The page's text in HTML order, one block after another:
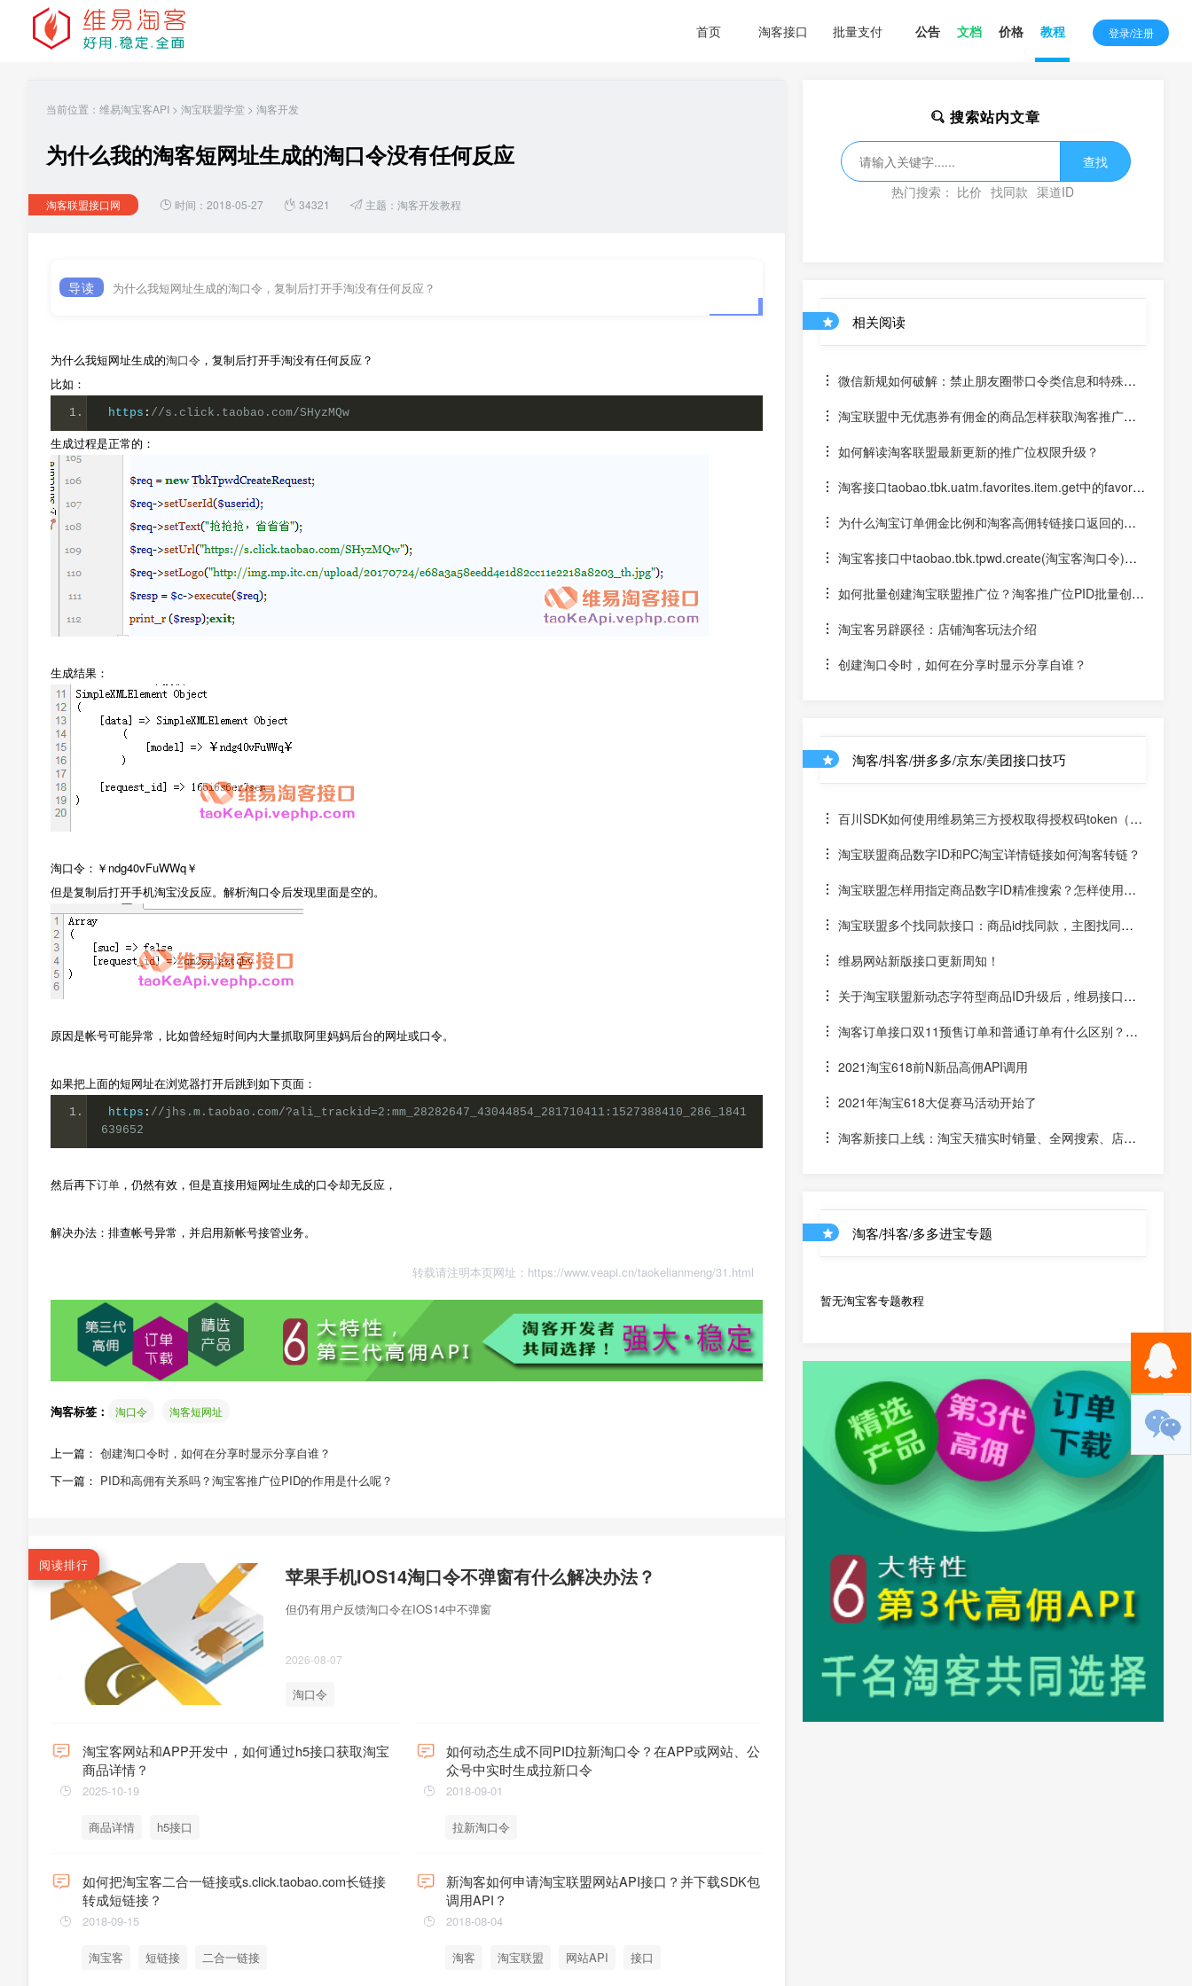
首页 淘客接口 批量支付 公告 文档 价格 教程 登录/注册
当前位置： 维易淘宝客API > 淘宝联盟学堂 > 淘客开发
为什么我的淘客短网址生成的淘口令没有任何反应
淘客联盟接口网 时间：2018-05-27 34321 主题： 淘客开发教程
导读 为什么我短网址生成的淘口令，复制后打开手淘没有任何反应？
为什么我短网址生成的淘口令 ，复制后打开手淘没有任何反应？
比如：
https : //s.click.taobao.com/SHyzMQw
生成过程是正常的：
生成结果：
淘口令：￥ndg40vFuWWq￥
但是复制后打开手机淘宝没反应。解析淘口令后发现里面是空的。
原因是帐号可能异常，比如曾经短时间内大量抓取阿里妈妈后台的网址或口令。
如果把上面的短网址在浏览器打开后跳到如下页面：
https : //jhs.m.taobao.com/?ali_trackid=2:mm_28282647_43044854_281710411:1527388410_286_1841
639652
然后再下订单 ，仍然有效，但是直接用短网址生成的口令却无反应，
解决办法：排查帐号异常，并启用新帐号接管业务。
转载请注明本页网址： https://www.veapi.cn/taokelianmeng/31.html
淘客标签： 淘口令 淘客短网址
上一篇： 创建淘口令时，如何在分享时显示分享自谁？
下一篇： PID和高佣有关系吗？淘宝客推广位PID的作用是什么呢？
阅读排行 苹果手机IOS14淘口令不弹窗有什么解决办法？
但仍有用户反馈淘口令在IOS14中不弹窗
2026-08-07
淘口令
淘宝客网站和APP开发中，如何通过h5接口获取淘宝
商品详情？
2025-10-19
商品详情 h5接口
如何动态生成不同PID拉新淘口令？在APP或网站、公
众号中实时生成拉新口令
2018-09-01
拉新淘口令
如何把淘宝客二合一链接或s.click.taobao.com长链接
转成短链接？
2018-09-15
淘宝客 短链接 二合一链接
新淘客如何申请淘宝联盟网站API接口？并下载SDK包
调用API？
2018-08-04
淘客 淘宝联盟 网站API 接口
搜索站内文章
查找
热门搜索： 比价 找同款 渠道ID
相关阅读
微信新规如何破解：禁止朋友圈带口令类信息和特殊识
别码淘宝联盟中无优惠券有佣金的商品怎样获取淘客推广链
接？如何解读淘客联盟最新更新的推广位权限升级？
淘客接口taobao.tbk.uatm.favorites.item.get中的favorit
es_id从哪找？
为什么淘宝订单佣金比例和淘客高佣转链接口返回的分
佣金比例不一样
淘宝客接口中taobao.tbk.tpwd.create(淘宝客淘口令)的u
ser_id参数（userid）在哪取得？
如何批量创建淘宝联盟推广位？淘客推广位PID批量创建
软件下载
淘宝客另辟蹊径：店铺淘客玩法介绍
创建淘口令时，如何在分享时显示分享自谁？
淘客/抖客/拼多多/京东/美团接口技巧
百川SDK如何使用维易第三方授权取得授权码token（un
iapp）
淘宝联盟商品数字ID和PC淘宝详情链接如何淘客转链？
淘宝联盟怎样用指定商品数字ID精准搜索？怎样使用数
字ID和场景ID2转链？
淘宝联盟多个找同款接口：商品id找同款，主图找同
款，SKU找同款
维易网站新版接口更新周知！
关于淘宝联盟新动态字符型商品ID升级后，维易接口跟
进情况和API调用说明
淘客订单接口双11预售订单和普通订单有什么区别？怎
么区分是淘客双11预售订单是否已付尾款？预售中支付了定
金的宝贝该如何计算佣金
2021淘宝618前N新品高佣API调用
2021年淘宝618大促赛马活动开始了
淘客新接口上线：淘宝天猫实时销量、全网搜索、店铺
淘客/抖客/多多进宝专题
暂无淘宝客专题教程